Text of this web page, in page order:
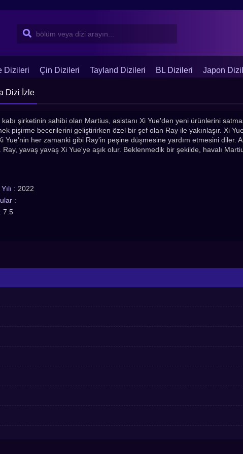
Dizileri Çin Dizileri Tayland Dizileri BL Dizileri Japon
Dizi İzle
şirketinin sahibi olan Martius, asistanı Xi Yue'den yeni ürünlerini
pişirme becerilerini geliştirirken özel bir şef olan Ray ile yakınlaşır. Xi
Yue'nin her zamanki gibi Ray'in peşine düşmesine yardım etmesini diler.
Ray, yavaş yavaş Xi Yue'ye aşık olur. Beklenmedik bir şekilde, havalı
: 2022
:
7.5